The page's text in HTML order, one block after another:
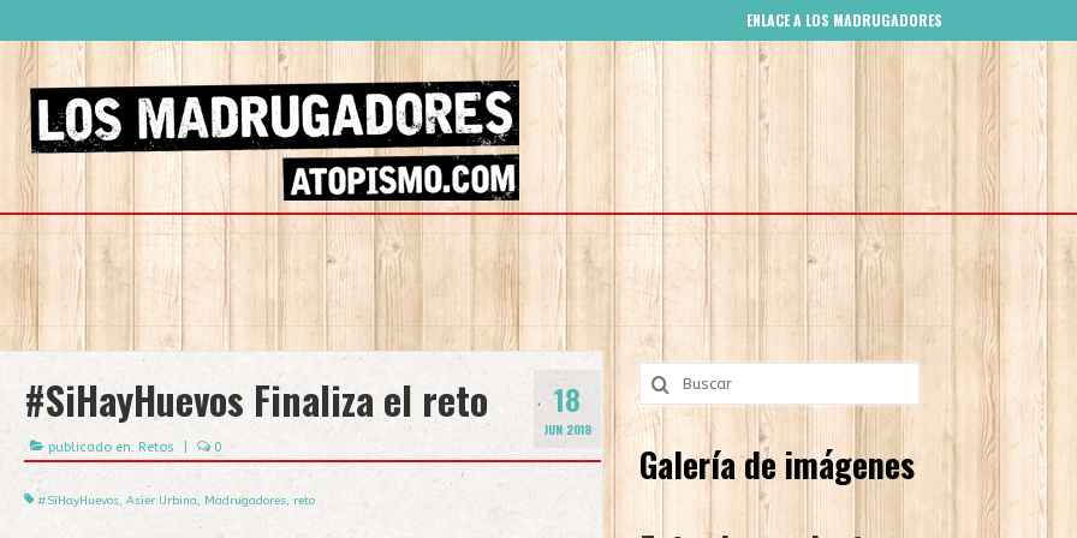
ENLACE A LOS MADRUGADORES
18
JUN 2018
#SiHayHuevos Finaliza el reto
publicado en: Retos 0
#SíHayHuevos, Asier Urbina, Madrugadores, reto
Búsqueda
para:
Galería de imágenes